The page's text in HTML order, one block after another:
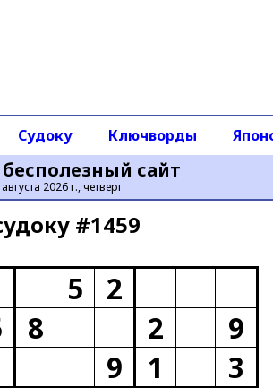
сайт
2026 г., четверг
Судоку Ключворды
#1459
5
2
8 2
9
9
1
3